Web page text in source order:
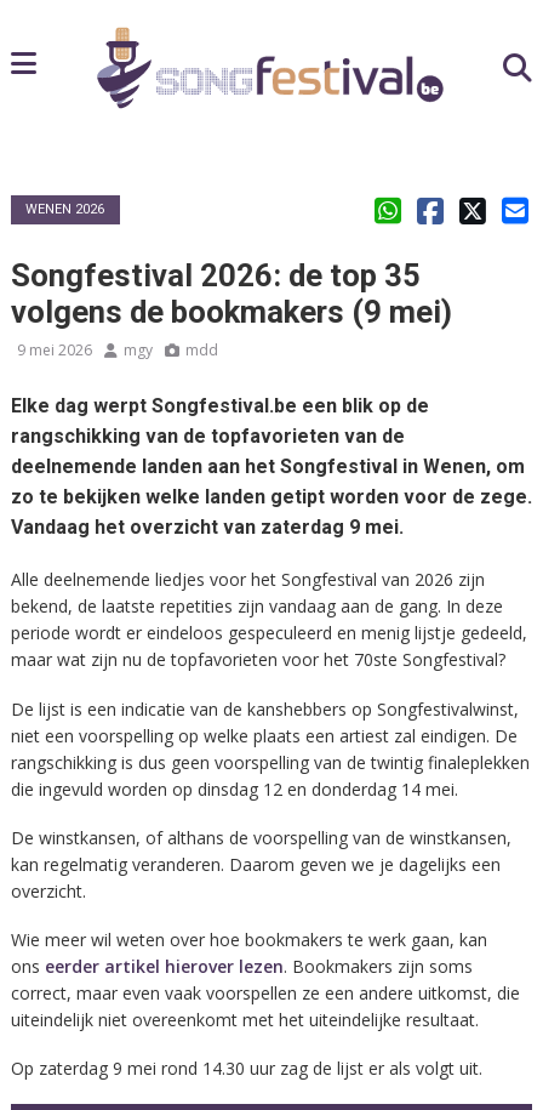
WENEN 2026
Songfestival 2026: de top 35
volgens de bookmakers (9 mei)
9 mei 2026 mgy mdd
Elke dag werpt Songfestival.be een blik op de
rangschikking van de topfavorieten van de
deelnemende landen aan het Songfestival in Wenen, om
zo te bekijken welke landen getipt worden voor de zege.
Vandaag het overzicht van zaterdag 9 mei.
Alle deelnemende liedjes voor het Songfestival van 2026 zijn
bekend, de laatste repetities zijn vandaag aan de gang. In deze
periode wordt er eindeloos gespeculeerd en menig lijstje gedeeld,
maar wat zijn nu de topfavorieten voor het 70ste Songfestival?
De lijst is een indicatie van de kanshebbers op Songfestivalwinst,
niet een voorspelling op welke plaats een artiest zal eindigen. De
rangschikking is dus geen voorspelling van de twintig finaleplekken
die ingevuld worden op dinsdag 12 en donderdag 14 mei.
De winstkansen, of althans de voorspelling van de winstkansen,
kan regelmatig veranderen. Daarom geven we je dagelijks een
overzicht.
Wie meer wil weten over hoe bookmakers te werk gaan, kan
ons eerder artikel hierover lezen. Bookmakers zijn soms
correct, maar even vaak voorspellen ze een andere uitkomst, die
uiteindelijk niet overeenkomt met het uiteindelijke resultaat.
Op zaterdag 9 mei rond 14.30 uur zag de lijst er als volgt uit.